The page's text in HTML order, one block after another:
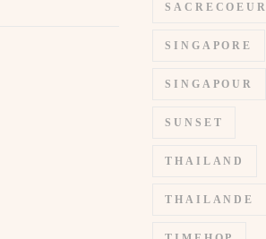
SACRECOEUR
SINGAPORE
SINGAPOUR
SUNSET
THAILAND
THAILANDE